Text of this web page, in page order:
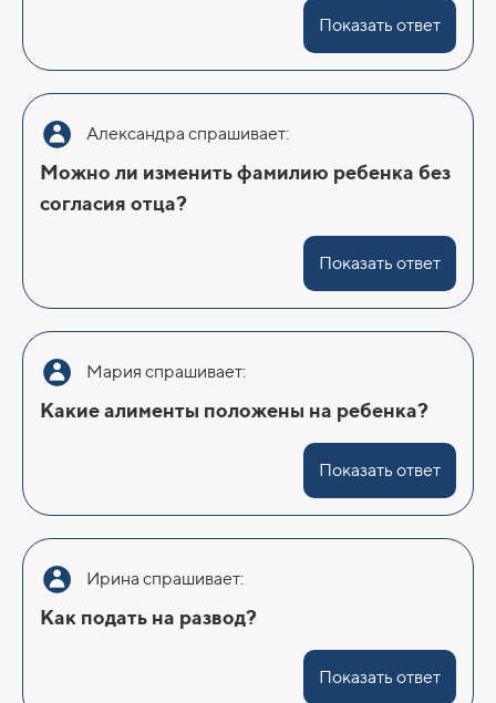
Показать ответ
Александра спрашивает:
Можно ли изменить фамилию ребенка без
согласия отца?
Показать ответ
Мария спрашивает:
Какие алименты положены на ребенка?
Показать ответ
Ирина спрашивает:
Как подать на развод?
Показать ответ